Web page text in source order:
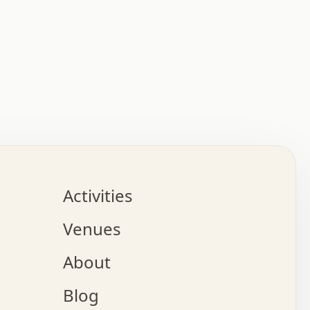
.   .   .   .   .   .   .   .   x   .   .   .   .
o   .   .   .   .   .   .   .   .   x   .   .   .
.   .   .   :   .   .   .   x   .   .   .   :   .
.   .   .   +   .   .   .   .   .   .   .   .   x
.   .   x   .   .   .   .   .   .   :   .   .   .
.   .   .   .   .   +   .   .   .   .   x   .   .
.   .   .   .   x   .   .   o   .   .   .   .   .
.   .   .   .   .   .   .   .   .   .   .   .   .
Activities
Venues
About
Blog